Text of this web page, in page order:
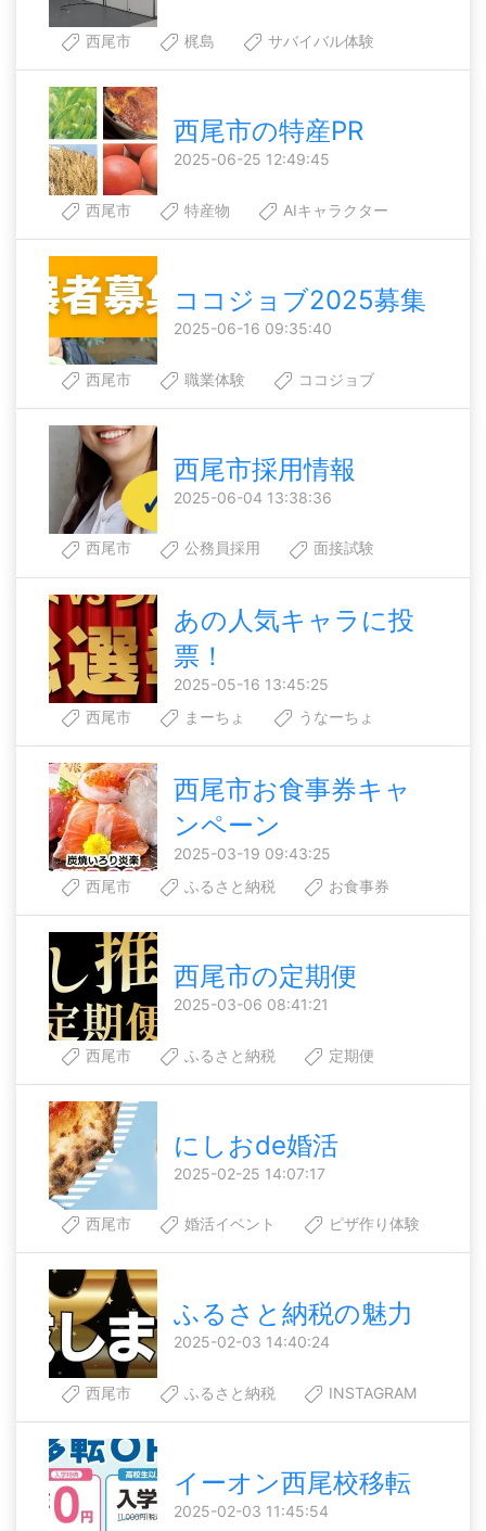
西尾市 梶島 サバイバル体験
西尾市の特産PR
2025-06-25 12:49:45
西尾市 特産物 AIキャラクター
ココジョブ2025募集
2025-06-16 09:35:40
西尾市 職業体験 ココジョブ
西尾市採用情報
2025-06-04 13:38:36
西尾市 公務員採用 面接試験
あの人気キャラに投
票！
2025-05-16 13:45:25
西尾市
まーちょ うなーちょ
西尾市お食事券キャ
ンペーン
2025-03-19 09:43:25
西尾市
ふるさと納税 お食事券
西尾市の定期便
2025-03-06 08:41:21
西尾市 ふるさと納税 定期便
にしおde婚活
2025-02-25 14:07:17
西尾市 婚活イベント ピザ作り体験
ふるさと納税の魅力
2025-02-03 14:40:24
西尾市 ふるさと納税 INSTAGRAM
イーオン西尾校移転
2025-02-03 11:45:54